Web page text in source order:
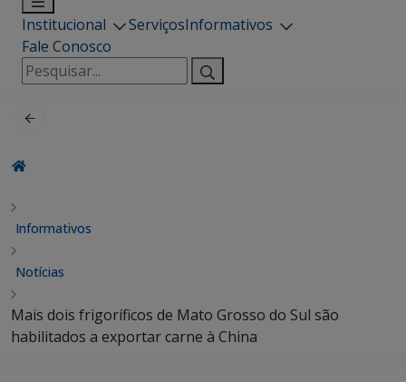
Institucional ServiçosInformativos
Fale Conosco
Pesquisar
por:
Informativos
Notícias
Mais dois frigoríficos de Mato Grosso do Sul são
habilitados a exportar carne à China